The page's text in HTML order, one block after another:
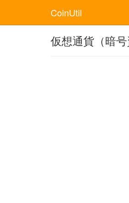
CoinUtil
仮想通貨（暗